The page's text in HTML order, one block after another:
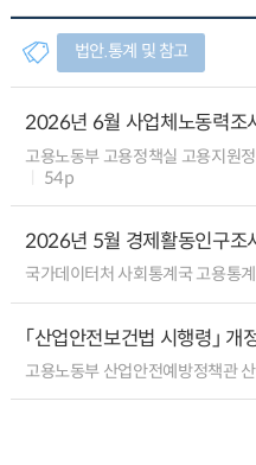
법안.통계 및 참고
2026년 6월 사업체노동력조
고용노동부 고용정책실 고용지원
54p
2026년 5월 경제활동인구조
국가데이터처 사회통계국 고용통
「산업안전보건법 시행령」
고용노동부 산업안전예방정책관